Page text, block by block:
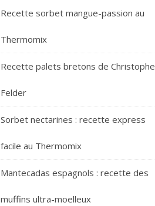
Recette sorbet mangue-passion au
Thermomix
Recette palets bretons de Christophe
Felder
Sorbet nectarines : recette express
facile au Thermomix
Mantecadas espagnols : recette des
muffins ultra-moelleux